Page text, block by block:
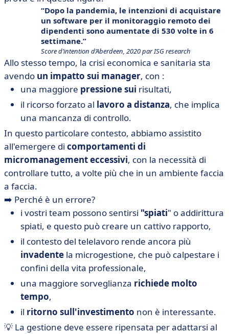
Dopo la pandemia, le intenzioni di acquistare
un software per il monitoraggio remoto dei
dipendenti sono aumentate di 530 volte in 6
settimane.
Score d’intention d’Aberdeen, 2020 par ISG research
Allo stesso tempo, la crisi economica e sanitaria sta
avendo un impatto sui manager, con :
una maggiore pressione sui risultati,
il ricorso forzato al lavoro a distanza, che implica
una mancanza di controllo.
In questo particolare contesto, abbiamo assistito
all'emergere di comportamenti di
micromanagement eccessivi, con la necessità di
controllare tutto, a volte più che in un ambiente faccia
a faccia.
➡️ Perché è un errore?
i vostri team possono sentirsi "spiati" o addirittura
spiati, e questo può creare un cattivo rapporto,
il contesto del telelavoro rende ancora più
invadente la microgestione, che può calpestare i
confini della vita professionale,
una maggiore sorveglianza richiede molto
tempo,
il ritorno sull'investimento non è interessante.
💡 La gestione deve essere ripensata per adattarsi al